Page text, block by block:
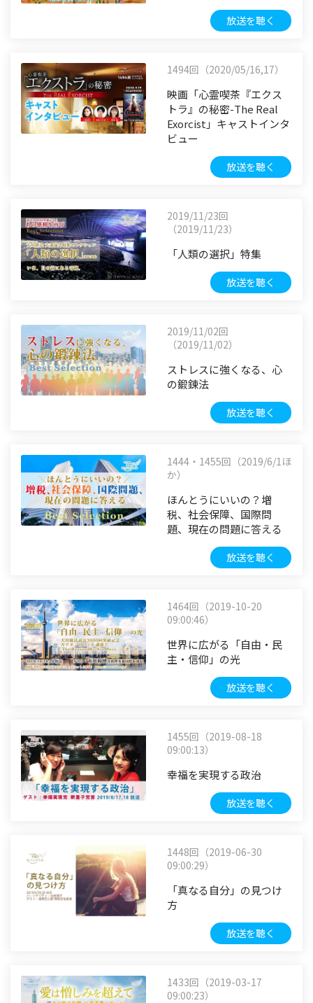
放送を聴く
1494回（2020/05/16,17）
映画「心霊喫茶『エクス
トラ』の秘密-The Real
Exorcist」キャストインタ
ビュー
放送を聴く
2019/11/23回
（2019/11/23）
「人類の選択」特集
放送を聴く
2019/11/02回
（2019/11/02）
ストレスに強くなる、心
の鍛錬法
放送を聴く
1444・1455回（2019/6/1ほ
か）
ほんとうにいいの？増
税、社会保障、国際問
題、現在の問題に答える
放送を聴く
1464回（2019-10-20
09:00:46）
世界に広がる「自由・民
主・信仰」の光
放送を聴く
1455回（2019-08-18
09:00:13）
幸福を実現する政治
放送を聴く
1448回（2019-06-30
09:00:29）
「真なる自分」の見つけ
方
放送を聴く
1433回（2019-03-17
09:00:23）